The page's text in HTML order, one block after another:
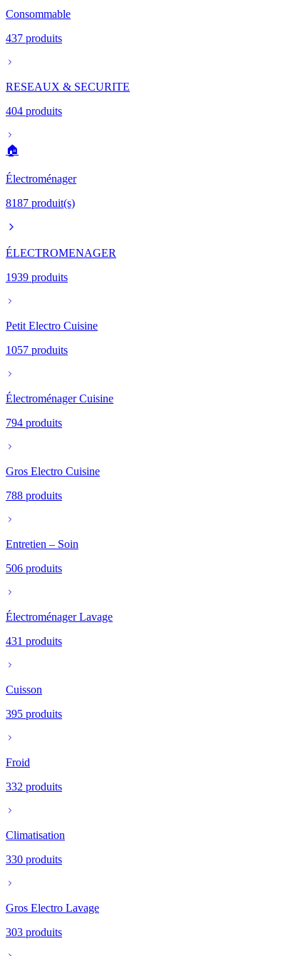
Consommable
437 produits
RESEAUX & SECURITE
404 produits
🏠
Électroménager
8187 produit(s)
ÉLECTROMENAGER
1939 produits
Petit Electro Cuisine
1057 produits
Électroménager Cuisine
794 produits
Gros Electro Cuisine
788 produits
Entretien – Soin
506 produits
Électroménager Lavage
431 produits
Cuisson
395 produits
Froid
332 produits
Climatisation
330 produits
Gros Electro Lavage
303 produits